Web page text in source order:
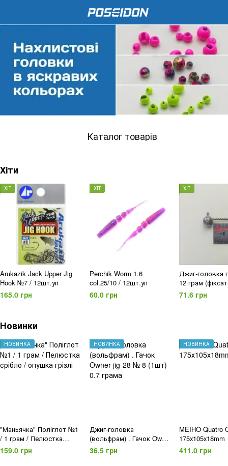
Каталог товарів
Хіти
ХІТ
Arukazik Jack Upper Jig
Hook №7 / 12шт.уп
165.0 грн
ХІТ
Perchik Worm 1.6
col.25/10 / 12шт.уп
60.0 грн
ХІТ
Джиг-головка
12 грам
пружина)
(уп.5шт)
71.6 грн
Новинки
НОВИНКА
"Маньячка" Поліглот №1
/ 1 грам / Пелюстка
срібло / опушка грізлі
159.0 грн
НОВИНКА
Джиг-головка
(вольфрам) . Гачок Owner
jig-28 № 8 (1шт) 0.7 грама
36.5 грн
НОВИНКА
MEIHO Quatro
175х105х18mm
411.0 грн